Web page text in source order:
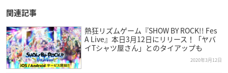
関連記事
熱狂リズムゲーム『SHOW BY ROCK!! Fes
A Live』本日3月12日にリリース！「ヤバ
イTシャツ屋さん」とのタイアップも
2020年3月12日